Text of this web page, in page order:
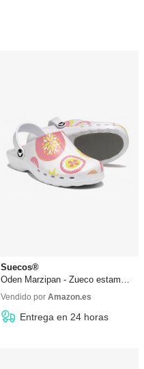
Suecos®
Oden Marzipan - Zueco estampado
35,99 €
Vendido por Amazon.es
Entrega en 24 horas